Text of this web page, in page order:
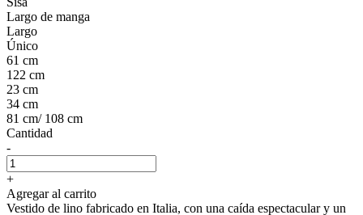
Largo de manga
Largo
Único
61 cm
122 cm
23 cm
34 cm
81 cm/ 108 cm
Cantidad
-
+
Agregar al carrito
Vestido de lino fabricado en Italia, con una caída espectacular y un